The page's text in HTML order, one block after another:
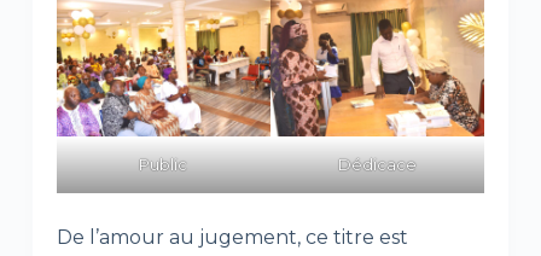
Public Dédicace
De l’amour au jugement, ce titre est